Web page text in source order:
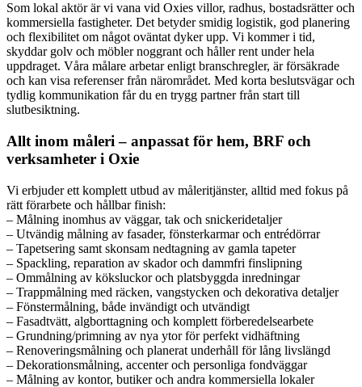
Som lokal aktör är vi vana vid Oxies villor, radhus, bostadsrätter och
kommersiella fastigheter. Det betyder smidig logistik, god planering
och flexibilitet om något oväntat dyker upp. Vi kommer i tid,
skyddar golv och möbler noggrant och håller rent under hela
uppdraget. Våra målare arbetar enligt branschregler, är försäkrade
och kan visa referenser från närområdet. Med korta beslutsvägar och
tydlig kommunikation får du en trygg partner från start till
slutbesiktning.
Allt inom måleri – anpassat för hem, BRF och
verksamheter i Oxie
Vi erbjuder ett komplett utbud av måleritjänster, alltid med fokus på
rätt förarbete och hållbar finish:
– Målning inomhus av väggar, tak och snickeridetaljer
– Utvändig målning av fasader, fönsterkarmar och entrédörrar
– Tapetsering samt skonsam nedtagning av gamla tapeter
– Spackling, reparation av skador och dammfri finslipning
– Ommålning av köksluckor och platsbyggda inredningar
– Trappmålning med räcken, vangstycken och dekorativa detaljer
– Fönstermålning, både invändigt och utvändigt
– Fasadtvätt, algborttagning och komplett förberedelsearbete
– Grundning/primning av nya ytor för perfekt vidhäftning
– Renoveringsmålning och planerat underhåll för lång livslängd
– Dekorationsmålning, accenter och personliga fondväggar
– Målning av kontor, butiker och andra kommersiella lokaler